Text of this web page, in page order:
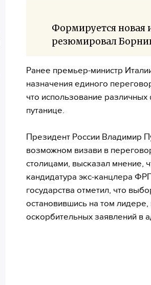
Формируется новая
резюмировал
Ранее премьер-министр
назначения единого
что использование
путанице.
Президент России Владимир
возможном визави в
столицами, высказал мнение,
кандидатура экс-канцлера
государства отметил, что
остановившись на том
оскорбительных заявлений в